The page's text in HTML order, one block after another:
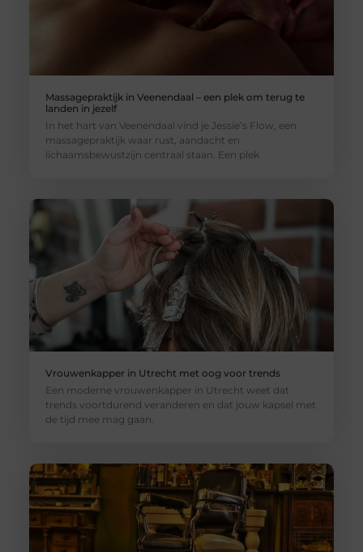
Massagepraktijk in Veenendaal – een plek om terug te
landen in jezelf
In het hart van Veenendaal vind je Jessie’s Flow, een
massagepraktijk waar rust, aandacht en
lichaamsbewustzijn centraal staan. Een plek
Vrouwenkapper in Utrecht met oog voor trends
Een moderne vrouwenkapper in Utrecht weet dat
trends voortdurend veranderen en dat jouw kapsel met
de tijd mee mag gaan.